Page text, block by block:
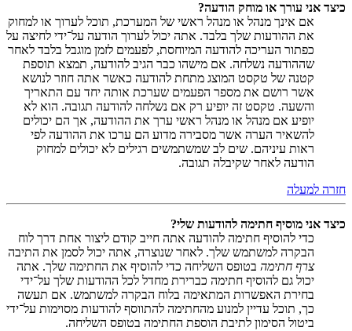
כיצד אני עורך או מוחק הודעה?
אם אינך מנהל או מנהל ראשי של המערכת, תוכל לערוך או למחוק
את ההודעות שלך בלבד. אתה יכול לערוך הודעה על־ידי לחיצה על
כפתור העריכה להודעה המיוחסת, לפעמים לזמן מוגבל בלבד לאחר
שההודעה נשלחה. אם מישהו כבר הגיב להודעה, תמצא תוספת
קטנה של טקסט המוצג מתחת להודעה כאשר אתה חוזר לנושא
אשר רושם את מספר הפעמים שערכת אותה יחד עם התאריך
והשעה. טקסט זה יופיע רק אם נשלחה להודעה תגובה. הוא לא
יופיע אם מנהל או מנהל ראשי ערך את ההודעה, אך הם יכולים
להשאיר הערה אשר מסבירה מדוע הם ערכו את ההודעה לפי
ראות עיניהם. שים לב שמשתמשים רגילים לא יכולים למחוק
הודעה לאחר שקיבלה תגובה.
חזרה למעלה
כיצד אני מוסיף חתימה להודעות שלי?
כדי להוסיף חתימה להודעה אתה חייב קודם ליצור אחת דרך לוח
הבקרה למשתמש שלך. לאחר שנוצרה, אתה יכול לסמן את התיבה
צרף חתימה בטופס השליחה כדי להוסיף את החתימה שלך. אתה
יכול גם להוסיף חתימה כברירת מחדל לכל ההודעות שלך על־ידי
בחירת האפשרות המתאימה בלוח הבקרה למשתמש. אם תעשה
כך, תוכל עדיין למנוע מהחתימה להתווסף להודעות מסוימות על־ידי
ביטול הסימון לתיבת הוספת החתימה בטופס השליחה.